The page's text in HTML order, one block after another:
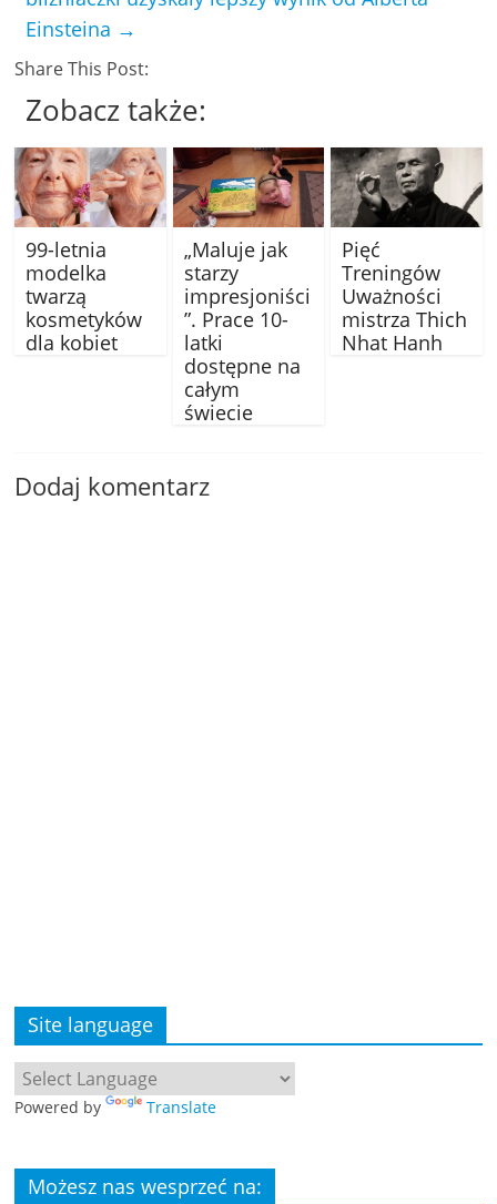
Einsteina →
Share This Post:
Zobacz także:
99-letnia
modelka
twarzą
kosmetyków
dla kobiet
„Maluje jak
starzy
impresjoniści
”. Prace 10-
latki
dostępne na
całym
świecie
Pięć
Treningów
Uważności
mistrza Thich
Nhat Hanh
Dodaj komentarz
Site language
Powered by Translate
Możesz nas wesprzeć na: